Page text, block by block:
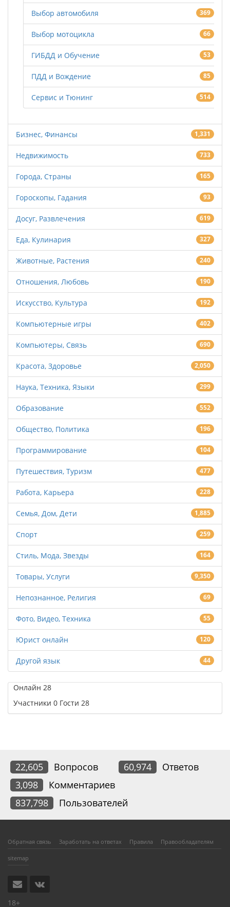
Выбор автомобиля 369
Выбор мотоцикла 66
ГИБДД и Обучение 53
ПДД и Вождение 85
Сервис и Тюнинг 514
Бизнес, Финансы 1,331
Недвижимость 733
Города, Страны 165
Гороскопы, Гадания 93
Досуг, Развлечения 619
Еда, Кулинария 327
Животные, Растения 240
Отношения, Любовь 190
Искусство, Культура 192
Компьютерные игры 402
Компьютеры, Связь 690
Красота, Здоровье 2,050
Наука, Техника, Языки 299
Образование 552
Общество, Политика 196
Программирование 104
Путешествия, Туризм 477
Работа, Карьера 228
Семья, Дом, Дети 1,885
Спорт 259
Стиль, Мода, Звезды 164
Товары, Услуги 9,350
Непознанное, Религия 69
Фото, Видео, Техника 55
Юрист онлайн 120
Другой язык 44
Онлайн 28
Участники 0 Гости 28
22,605 Вопросов 60,974
Ответов
3,098
Комментариев
837,798
Пользователей
Обратная связь Заработать на ответах Правила Правообладателям
sitemap
18+